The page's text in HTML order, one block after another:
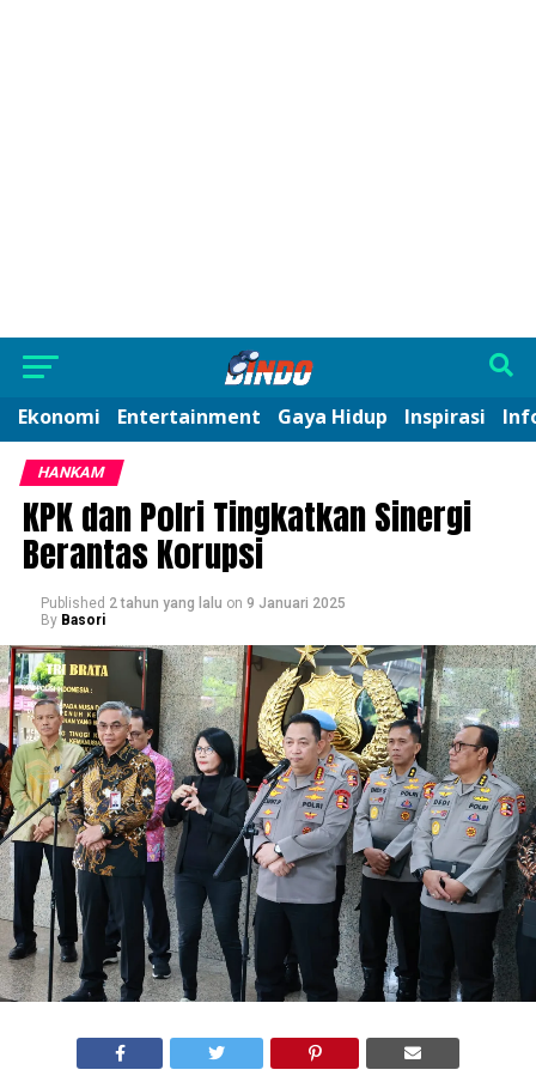
Ekonomi Entertainment Gaya Hidup Inspirasi
HANKAM
KPK dan Polri Tingkatkan Sinergi
Berantas Korupsi
Published 2 tahun yang lalu on 9 Januari 2025
By Basori